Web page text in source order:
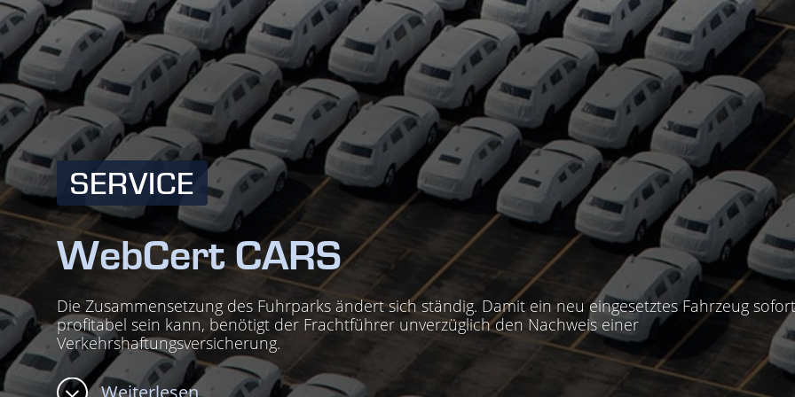
SERVICE
WebCert CARS
Die Zusammensetzung des Fuhrparks ändert sich ständig. Damit ein neu eingesetztes Fahrzeug sofort
profitabel sein kann, benötigt der Frachtführer unverzüglich den Nachweis einer
Verkehrshaftungsversicherung.
Weiterlesen